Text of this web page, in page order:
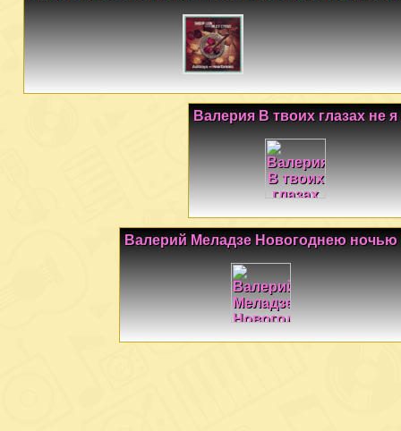
Валерия В твоих глазах не я
Валерий Меладзе Новогоднею ночью